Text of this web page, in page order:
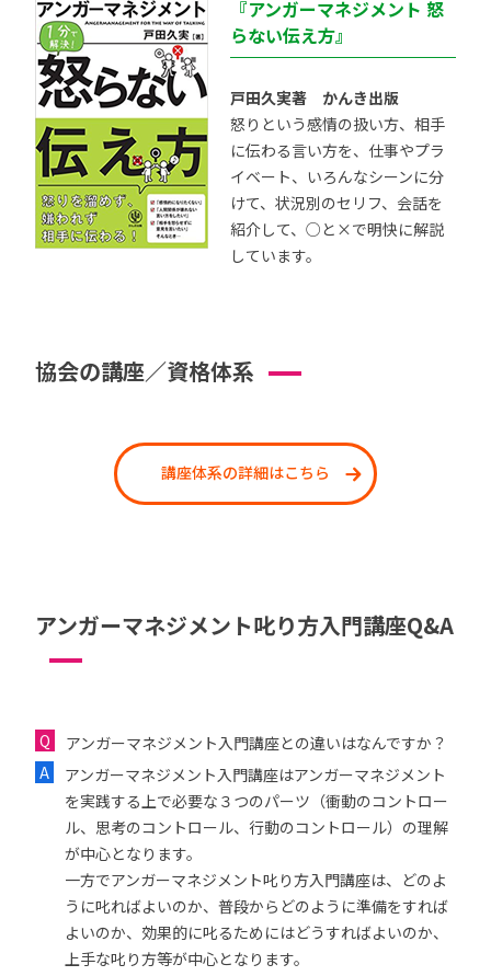
『アンガーマネジメント 怒
らない伝え方』
戸田久実著 かんき出版
怒りという感情の扱い方、相手
に伝わる言い方を、仕事やプラ
イベート、いろんなシーンに分
けて、状況別のセリフ、会話を
紹介して、○と×で明快に解説
しています。
協会の講座／資格体系
講座体系の詳細はこちら
アンガーマネジメント叱り方入門講座Q&A
アンガーマネジメント入門講座との違いはなんですか？
アンガーマネジメント入門講座はアンガーマネジメント
を実践する上で必要な３つのパーツ（衝動のコントロー
ル、思考のコントロール、行動のコントロール）の理解
が中心となります。
一方でアンガーマネジメント叱り方入門講座は、どのよ
うに叱ればよいのか、普段からどのように準備をすれば
よいのか、効果的に叱るためにはどうすればよいのか、
上手な叱り方等が中心となります。